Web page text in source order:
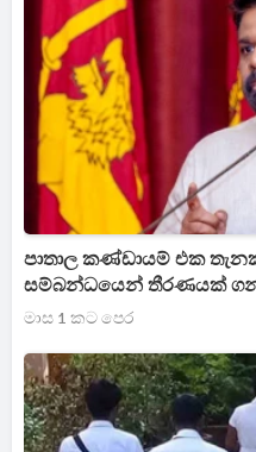
පාතාල කණ්ඩායම් එක
සම්බන්ධයෙන් තීරණයක්
ජනාධිපතිවරයාගේ
මාස 1 කට පෙර